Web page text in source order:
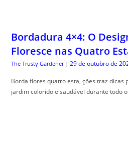
Bordadura 4×4: O
Floresce nas Quatro
The Trusty Gardener | 29 de outubro de
Borda flores quatro esta, ções traz dicas
jardim colorido e saudável durante todo